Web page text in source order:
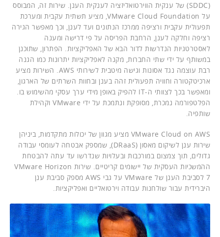
(SDDC) של ענקית הווירטואליזציה לענקית הענן. שירות זה, המבוסס
על VMware Cloud Foundation, מציע תשתית עקבית ומערכת
תפעולית עקבית ורציפה ממרכז הנתונים ועד לענן, וכך מאפשר הגירה
רציפה וחלקה לענן, הרחבת הפריסה על פי דרישה ומענה
לאסטרטגיות הנדרשות לדור הבא של האפליקציות. הפתרון, שתוכנן
במשותף על ידי שתי החברות, מקנה לאפליקציות יתרונות כמו הגנה
רבת עוצמה נגד אסונות וגישה מיטבית לשירותי AWS. השירות מציע
ארכיטקטורה וחוויה תפעולית זהה בענן ובחוות השרתים של הארגון,
ומאפשר בכך לצוותי ה-IT להפיק באופן מידי ערך עסקי מהשימוש בו.
הפלטפורמה נמכרת, מסופקת ונתמכת על ידי VMware וקהילת
שותפיה.
VMware Cloud on AWS מציע מגוון של יכולות מתקדמות, ביניהן
שירות ענן לשיקום מאסון (DRaaS), שמספק אבטחה לעומסי עבודה
גדולים, תוך צמצום במורכבות ובעלויות שנדרשו עד עתה להבטחת
ההמשכיות העסקית של יישומים קריטיים. שירות VMware Horizon
7 לסביבת הענן של VMware על גבי AWS מספק סביבת ענן
היברידית עבור שולחנות עבודה וירטואליים ואפליקציות.